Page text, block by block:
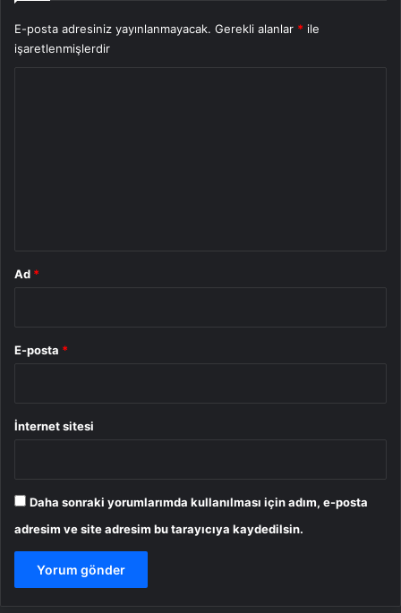
E-posta adresiniz yayınlanmayacak. Gerekli alanlar * ile
işaretlenmişlerdir
Ad *
E-posta *
İnternet sitesi
Daha sonraki yorumlarımda kullanılması için adım, e-posta
adresim ve site adresim bu tarayıcıya kaydedilsin.